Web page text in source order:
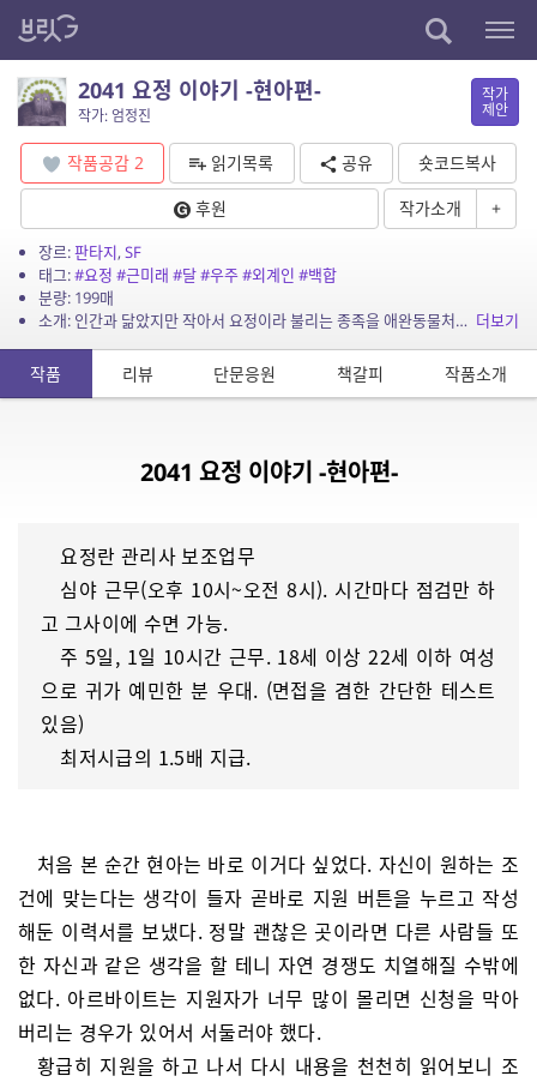
2041 요정 이야기 -현아편-
작가: 엄정진
작가
제안
작품공감 2 읽기목록 공유
숏코드복사
후원
작가소개 +
장르:판타지,SF
태그:#요정 #근미래 #달#우주#외계인 #백합
분량: 199매
소개: 인간과 닮았지만 작아서 요정이라 불리는 종족을 애완동물처럼 키우는 세상에서 일어난 이야기. 리라젤편(웹진 거울 게재, 아래 주소 참조)과 같은 시간, 같은 사건을 인간 이현아의 시... 더보기
작품 리뷰 단문응원 책갈피 작품소개
2041 요정 이야기 -현아편-
요정란 관리사 보조업무
심야 근무(오후 10시~오전 8시). 시간마다 점검만 하
고 그사이에 수면 가능.
주 5일, 1일 10시간 근무. 18세 이상 22세 이하 여성
으로 귀가 예민한 분 우대. (면접을 겸한 간단한 테스트
있음)
최저시급의 1.5배 지급.
처음 본 순간 현아는 바로 이거다 싶었다. 자신이 원하는 조
건에 맞는다는 생각이 들자 곧바로 지원 버튼을 누르고 작성
해둔 이력서를 보냈다. 정말 괜찮은 곳이라면 다른 사람들 또
한 자신과 같은 생각을 할 테니 자연 경쟁도 치열해질 수밖에
없다. 아르바이트는 지원자가 너무 많이 몰리면 신청을 막아
버리는 경우가 있어서 서둘러야 했다.
황급히 지원을 하고 나서 다시 내용을 천천히 읽어보니 조